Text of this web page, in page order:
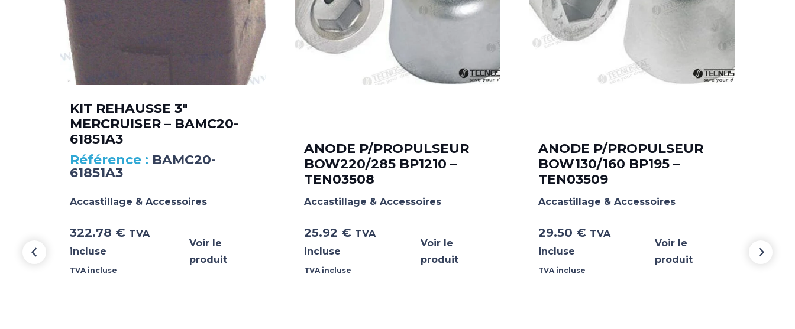
KIT REHAUSSE 3″
MERCRUISER – BAMC20-
61851A3
BAMC20-
61851A3
Accastillage & Accessoires
322.78 € TVA
incluse
TVA incluse
Voir le
produit
ANODE P/PROPULSEUR
BOW220/285 BP1210 –
TEN03508
Accastillage & Accessoires
25.92 € TVA
incluse
TVA incluse
Voir le
produit
ANODE P/PROPULSEUR
BOW130/160 BP195 –
TEN03509
Accastillage & Accessoires
29.50 € TVA
incluse
TVA incluse
Voir le
produit